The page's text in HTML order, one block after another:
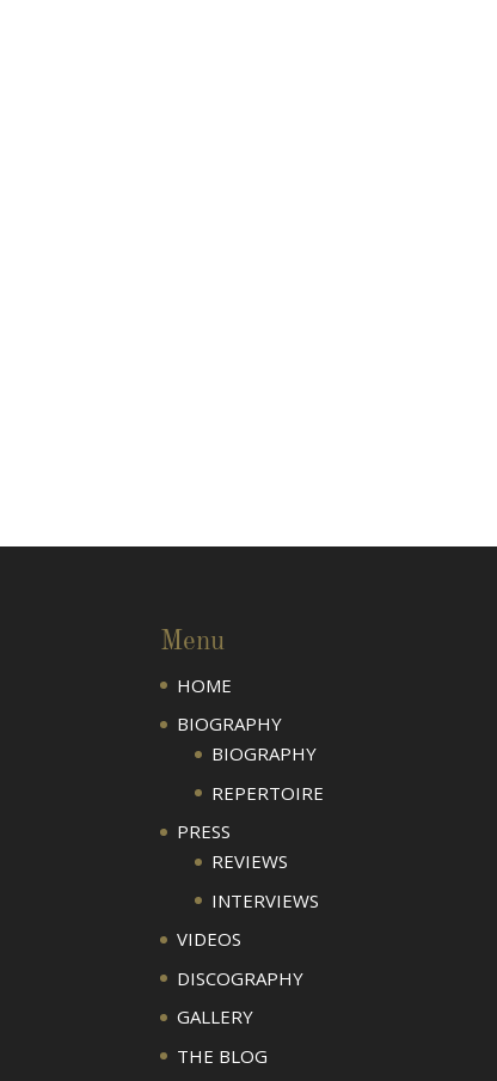
Menu
HOME
BIOGRAPHY
BIOGRAPHY
REPERTOIRE
PRESS
REVIEWS
INTERVIEWS
VIDEOS
DISCOGRAPHY
GALLERY
THE BLOG